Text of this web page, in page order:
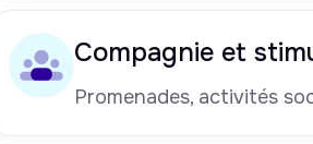
Compagnie et
Promenades, activités